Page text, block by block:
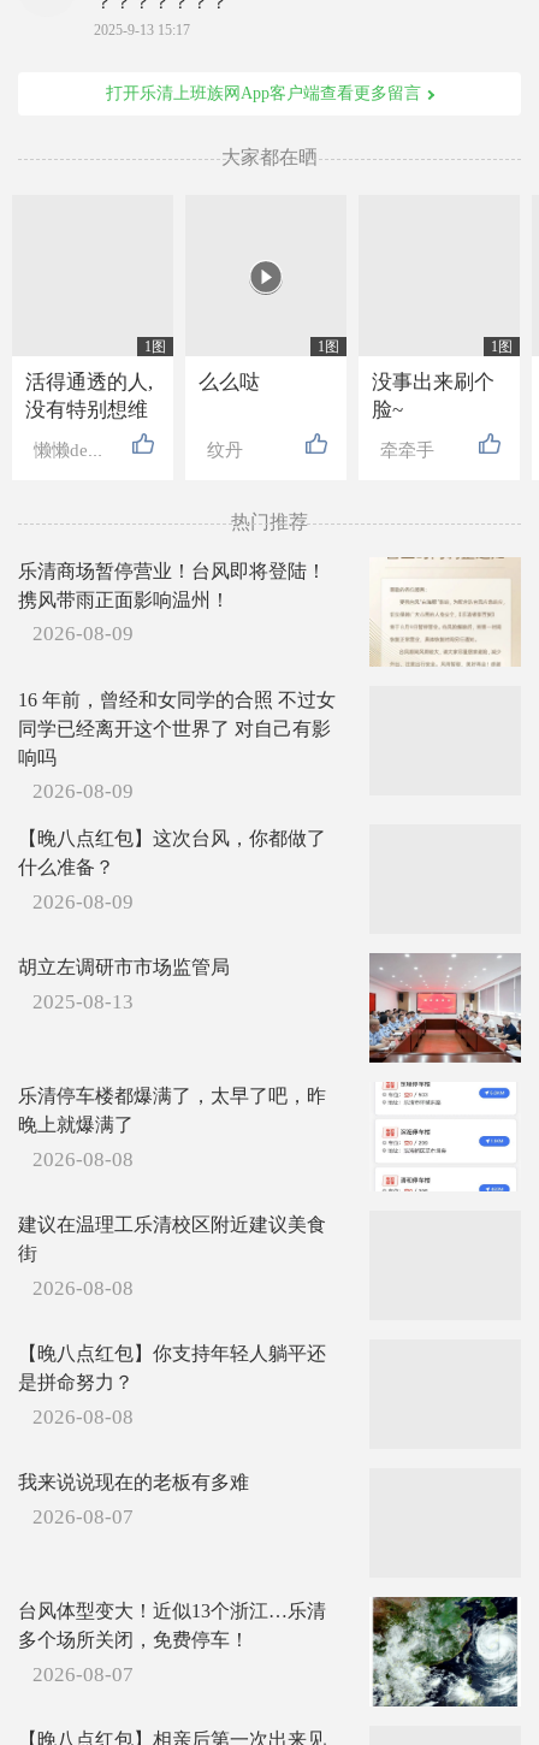
2025-9-13 15:17
打开乐清上班族网App客户端查看更多留言
大家都在晒
1图
活得通透的人,
没有特别想维
持的关系, 也没
有特别想要的
不抗拒, 离开的
吃亏也懒得计
较.
懒懒de高贵
1图

么么哒
纹丹
1图
没事出来刷个
脸~
牵牵手
热门推荐
乐清商场暂停营业！台风即将登陆！
携风带雨正面影响温州！
2026-08-09
16 年前，曾经和女同学的合照 不过女
同学已经离开这个世界了 对自己有影
响吗
2026-08-09
【晚八点红包】这次台风，你都做了
什么准备？
2026-08-09
胡立左调研市市场监管局
2025-08-13
乐清停车楼都爆满了，太早了吧，昨
晚上就爆满了
2026-08-08
建议在温理工乐清校区附近建议美食
街
2026-08-08
【晚八点红包】你支持年轻人躺平还
是拼命努力？
2026-08-08
我来说说现在的老板有多难
2026-08-07
台风体型变大！近似13个浙江…乐清
多个场所关闭，免费停车！
2026-08-07
【晚八点红包】相亲后第一次出来见